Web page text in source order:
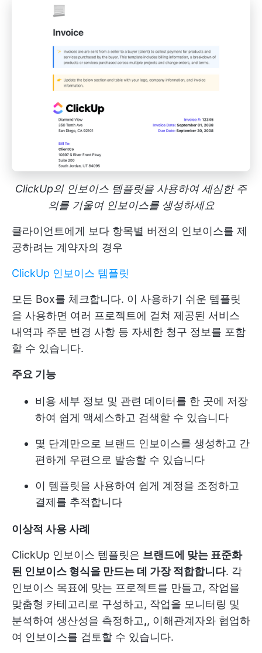
ClickUp의 인보이스 템플릿을 사용하여 세심한 주
의를 기울여 인보이스를 생성하세요
클라이언트에게 보다 항목별 버전의 인보이스를 제
공하려는 계약자의 경우
ClickUp 인보이스 템플릿
모든 Box를 체크합니다. 이 사용하기 쉬운 템플릿
을 사용하면 여러 프로젝트에 걸쳐 제공된 서비스
내역과 주문 변경 사항 등 자세한 청구 정보를 포함
할 수 있습니다.
주요 기능
비용 세부 정보 및 관련 데이터를 한 곳에 저장
하여 쉽게 액세스하고 검색할 수 있습니다
몇 단계만으로 브랜드 인보이스를 생성하고 간
편하게 우편으로 발송할 수 있습니다
이 템플릿을 사용하여 쉽게 계정을 조정하고
결제를 추적합니다
이상적 사용 사례
ClickUp 인보이스 템플릿은 브랜드에 맞는 표준화
된 인보이스 형식을 만드는 데 가장 적합합니다. 각
인보이스 목표에 맞는 프로젝트를 만들고, 작업을
맞춤형 카테고리로 구성하고, 작업을 모니터링 및
분석하여 생산성을 측정하고,, 이해관계자와 협업하
여 인보이스를 검토할 수 있습니다.